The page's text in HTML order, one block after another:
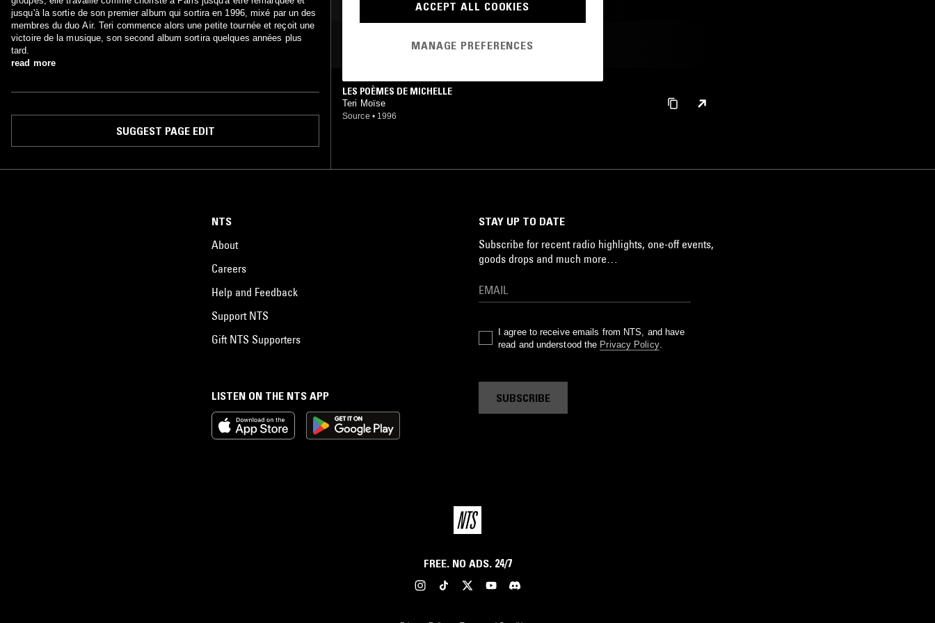
jusqu'à la sortie de son premier album qui sortira en 1996, mixé par un des
membres du duo Air. Teri commence alors une petite tournée et reçoit une
victoire de la musique, son second album sortira quelques années plus
tard.
read more
SUGGEST PAGE EDIT
MOST PLAYED TRACKS
LES POÈMES DE MICHELLE
Teri Moïse
Source • 1996
LISTEN ON THE NTS APP
NTS
About
Careers
Help and Feedback
Support NTS
Gift NTS Supporters
STAY UP TO DATE
Subscribe for recent radio highlights, one-off events,
goods drops and much more…
I agree to receive emails from NTS, and have
read and understood the Privacy Policy.
SUBSCRIBE
FREE. NO ADS. 24/7
ACCEPT ALL COOKIES
MANAGE PREFERENCES